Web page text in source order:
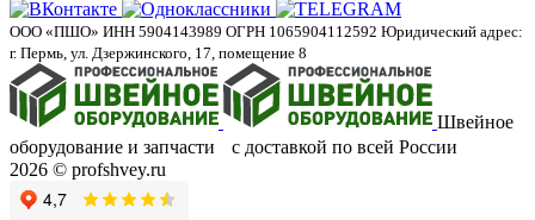
ООО «ПШО» ИНН 5904143989 ОГРН 1065904112592 Юридический адрес:
г. Пермь, ул. Дзержинского, 17, помещение 8
Швейное
оборудование и запчасти с доставкой по всей России
2026 © profshvey.ru